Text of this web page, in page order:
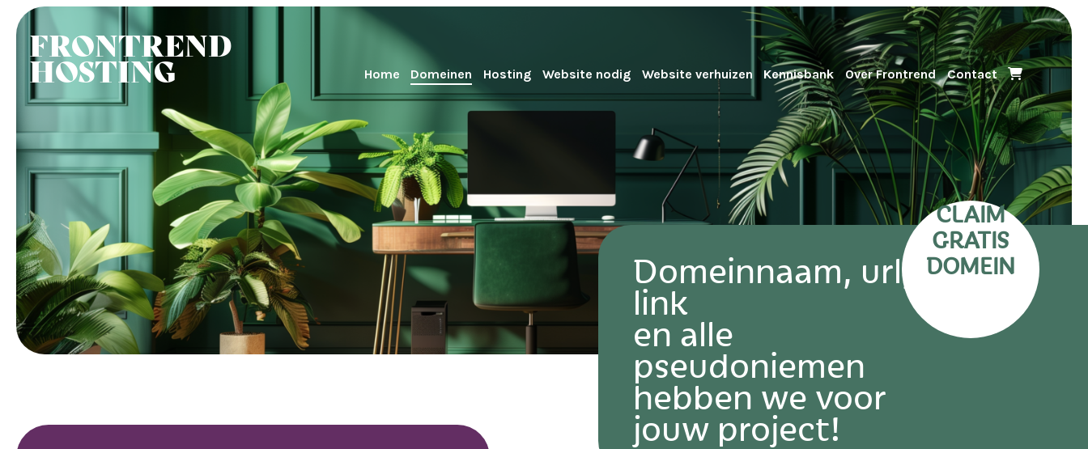
Home Domeinen Hosting Website nodig Website verhuizen Kennisbank Over Frontrend Contact
FRONTREND
HOSTING
Domeinnaam, url,
link
en alle
pseudoniemen
hebben we voor
jouw project!
CLAIM
GRATIS
DOMEIN